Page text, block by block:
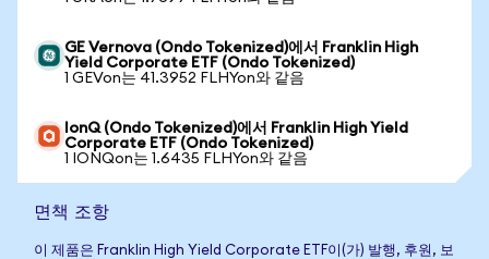
GE Vernova (Ondo Tokenized)에서 Franklin High
Yield Corporate ETF (Ondo Tokenized)
1 GEVon는 41.3952 FLHYon와 같음
IonQ (Ondo Tokenized)에서 Franklin High Yield
Corporate ETF (Ondo Tokenized)
1 IONQon는 1.6435 FLHYon와 같음
면책 조항
이 제품은 Franklin High Yield Corporate ETF이(가) 발행, 후원, 보